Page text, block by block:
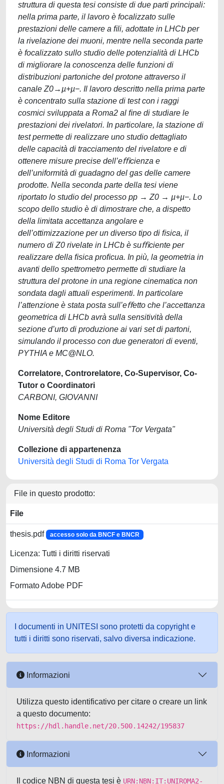
struttura di questa tesi consiste di due parti principali:
nella prima parte, il lavoro è focalizzato sulle
prestazioni delle camere a ﬁli, adottate in LHCb per
la rivelazione dei muoni, mentre nella seconda parte
è focalizzato sullo studio delle potenzialità di LHCb
di migliorare la conoscenza delle funzioni di
distribuzioni partoniche del protone attraverso il
canale Z0→µ+µ−. Il lavoro descritto nella prima parte
è concentrato sulla stazione di test con i raggi
cosmici sviluppata a Roma2 al ﬁne di studiare le
prestazioni dei rivelatori. In particolare, la stazione di
test permette di realizzare uno studio dettagliato
delle capacità di tracciamento del rivelatore e di
ottenere misure precise dell’eﬃcienza e
dell’uniformità di guadagno del gas delle camere
prodotte. Nella seconda parte della tesi viene
riportato lo studio del processo pp → Z0 → µ+µ−. Lo
scopo dello studio è di dimostrare che, a dispetto
della limitata accettanza angolare e
dell’ottimizzazione per un diverso tipo di ﬁsica, il
numero di Z0 rivelate in LHCb è suﬃciente per
realizzare della ﬁsica proﬁcua. In più, la geometria in
avanti dello spettrometro permette di studiare la
struttura del protone in una regione cinematica non
sondata dagli attuali esperimenti. In particolare
l’attenzione è stata posta sull’eﬀetto che l’accettanza
geometrica di LHCb avrà sulla sensitività della
sezione d’urto di produzione ai vari set di partoni,
simulando il processo con due generatori di eventi,
PYTHIA e MC@NLO.
Correlatore, Controrelatore, Co-Supervisor, Co-
Tutor o Coordinatori
CARBONI, GIOVANNI
Nome Editore
Università degli Studi di Roma "Tor Vergata"
Collezione di appartenenza
Università degli Studi di Roma Tor Vergata
File in questo prodotto:
File
thesis.pdf accesso solo da BNCF e BNCR
Licenza: Tutti i diritti riservati
Dimensione 4.7 MB
Formato Adobe PDF
I documenti in UNITESI sono protetti da copyright e
tutti i diritti sono riservati, salvo diversa indicazione.
Informazioni
Utilizza questo identificativo per citare o creare un link
a questo documento:
https://hdl.handle.net/20.500.14242/195837
Informazioni
Il codice NBN di questa tesi è URN:NBN:IT:UNIROMA2-